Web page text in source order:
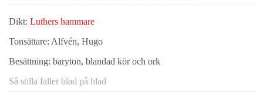
Dikt: Luthers hammare
Tonsättare: Alfvén, Hugo
Besättning: baryton, blandad kör och ork
Så stilla faller blad på blad